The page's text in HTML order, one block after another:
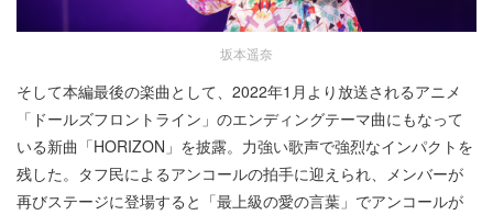
坂本遥奈
そして本編最後の楽曲として、2022年1月より放送されるアニメ
「ドールズフロントライン」のエンディングテーマ曲にもなって
いる新曲「HORIZON」を披露。力強い歌声で強烈なインパクトを
残した。タフ民によるアンコールの拍手に迎えられ、メンバーが
再びステージに登場すると「最上級の愛の言葉」でアンコールが